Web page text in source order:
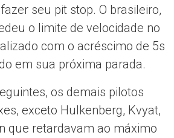
seu pit stop. O brasileiro,
o limite de velocidade no
com o acréscimo de 5s
em sua próxima parada.
os demais pilotos
exceto Hulkenberg, Kvyat,
que retardavam ao máximo